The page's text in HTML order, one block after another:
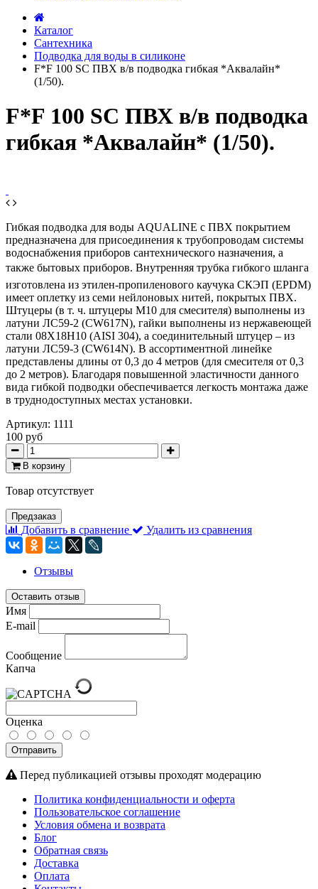
Каталог
Сантехника
Подводка для воды в силиконе
F*F 100 SC ПВХ в/в подводка гибкая *Аквалайн*
(1/50).
F*F 100 SC ПВХ в/в подводка
гибкая *Аквалайн* (1/50).
Гибкая подводка для воды AQUALINE с ПВХ покрытием
предназначена для присоединения к трубопроводам системы
водоснабжения приборов сантехнического назначения, а
также бытовых приборов. Внутренняя трубка гибкого шланга
изготовлена из этилен-пропиленового каучука СКЭП (EPDM)
имеет оплетку из семи нейлоновых нитей, покрытых ПВХ.
Штуцеры (в т. ч. штуцеры М10 для смесителя) выполнены из
латуни ЛС59-2 (CW617N), гайки выполнены из нержавеющей
стали 08Х18Н10 (AISI 304), а соединительный штуцер – из
латуни ЛС59-3 (CW614N). В ассортиментной линейке
представлены длины от 0,3 до 4 метров (для смесителя от 0,3
до 2 метров). Благодаря повышенной эластичности данного
вида гибкой подводки обеспечивается легкость монтажа даже
в труднодоступных местах установки.
Артикул: 1111
100 руб
В корзину
Товар отсутствует
Предзаказ
Добавить в сравнение Удалить из сравнения
Отзывы
Оставить отзыв
Имя
E-mail
Сообщение
Капча
Оценка
Отправить
Перед публикацией отзывы проходят модерацию
Политика конфиденциальности и оферта
Пользовательское соглашение
Условия обмена и возврата
Блог
Обратная связь
Доставка
Оплата